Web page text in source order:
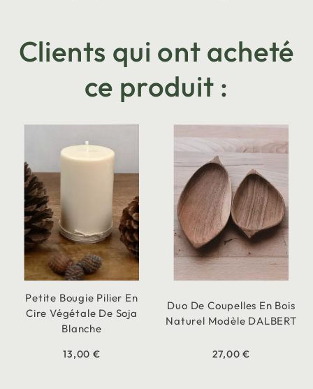
Clients qui ont acheté
ce produit :
Petite Bougie Pilier En
Cire Végétale De Soja
Blanche
13,00 €
Duo De Coupelles En Bois
Naturel Modèle DALBERT
27,00 €